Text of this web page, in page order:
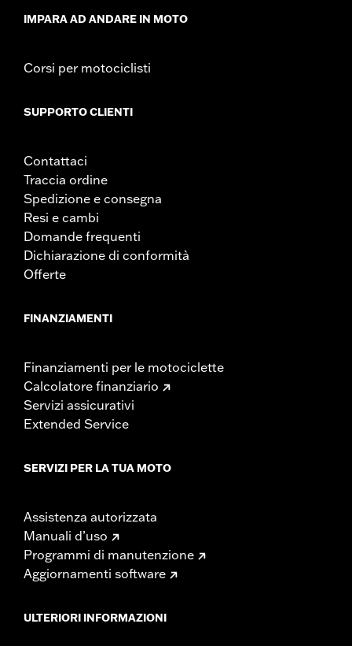
IMPARA AD ANDARE IN MOTO
Corsi per motociclisti
SUPPORTO CLIENTI
Contattaci
Traccia ordine
Spedizione e consegna
Resi e cambi
Domande frequenti
Dichiarazione di conformità
Offerte
FINANZIAMENTI
Finanziamenti per le motociclette
Calcolatore finanziario
Servizi assicurativi
Extended Service
SERVIZI PER LA TUA MOTO
Assistenza autorizzata
Manuali d’uso
Programmi di manutenzione
Aggiornamenti software
ULTERIORI INFORMAZIONI